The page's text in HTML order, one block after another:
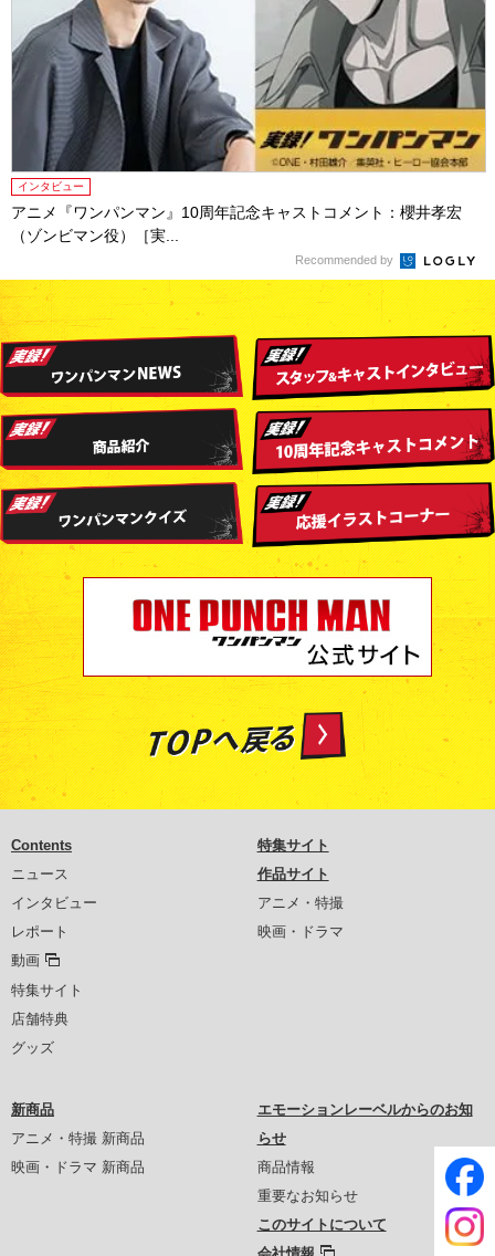
インタビュー
アニメ『ワンパンマン』10周年記念キャストコメント：櫻井孝宏
（ゾンビマン役）［実...
Recommended by
Contents
ニュース
インタビュー
レポート
動画
特集サイト
店舗特典
グッズ
特集サイト
作品サイト
アニメ・特撮
映画・ドラマ
新商品
アニメ・特撮 新商品
映画・ドラマ 新商品
エモーションレーベルからのお知
らせ
商品情報
重要なお知らせ
このサイトについて